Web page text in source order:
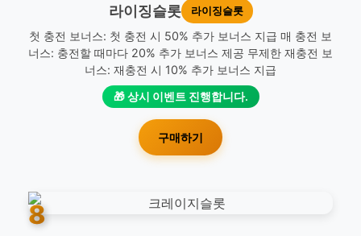
라이징슬롯 라이징슬롯
첫 충전 보너스: 첫 충전 시 50% 추가 보너스 지급 매 충전 보
너스: 충전할 때마다 20% 추가 보너스 제공 무제한 재충전 보
너스: 재충전 시 10% 추가 보너스 지급
🎁 상시 이벤트 진행합니다.
구매하기
8